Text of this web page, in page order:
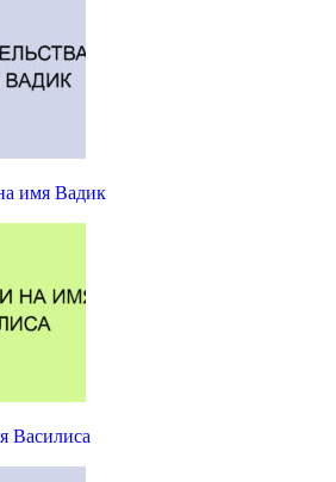
имя Вадик
Василиса